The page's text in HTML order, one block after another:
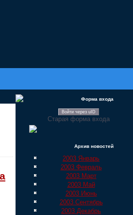
Форма входа
Войти через uID
Старая форма входа
Архив новостей
2003 Январь
2003 Февраль
2003 Март
2003 Май
2003 Июнь
2003 Сентябрь
2003 Декабрь